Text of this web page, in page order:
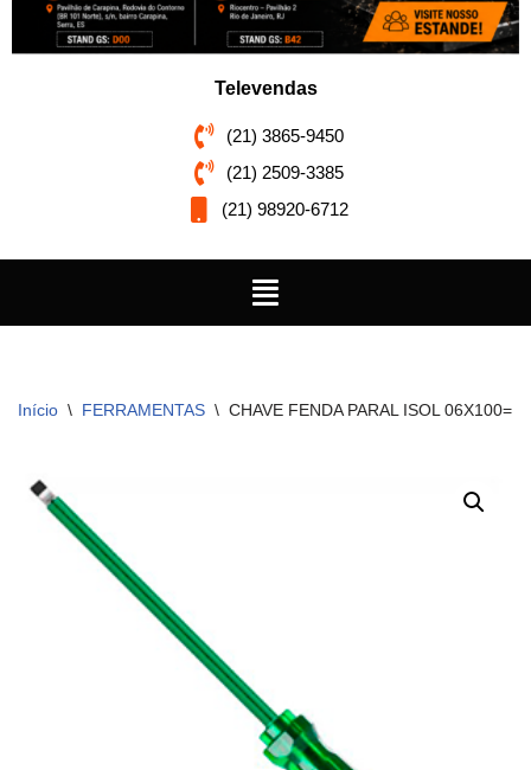
Televendas
(21) 3865-9450
(21) 2509-3385
(21) 98920-6712
Início \ FERRAMENTAS \ CHAVE FENDA PARAL ISOL